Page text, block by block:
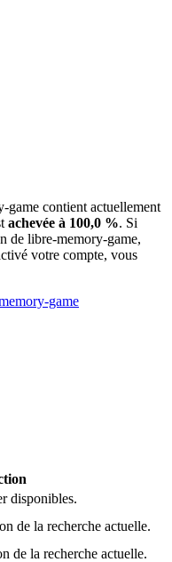
game contient actuellement
achevée à 100,0 %. Si
de libre-memory-game,
votre compte, vous
game
disponibles.
de la recherche actuelle.
de la recherche actuelle.